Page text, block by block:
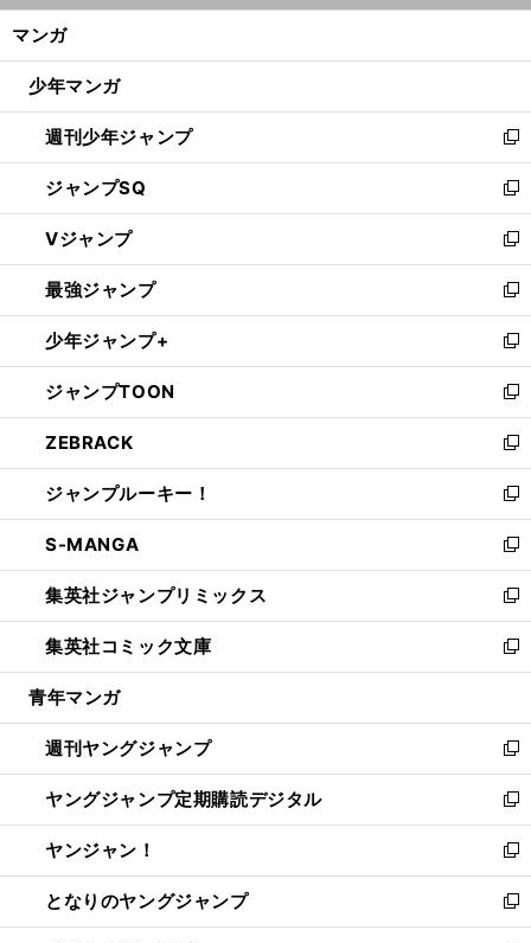
ン
ウ
開
く
マンガ
少年マンガ
週刊少年ジャンプ
新
し
い
ウ
ィ
ン
ド
ウ
で
開
く
ジャンプSQ
新
し
い
ウ
ィ
ン
ド
ウ
で
開
く
Vジャンプ
新
し
い
ウ
ィ
ン
ド
ウ
で
開
く
最強ジャンプ
新
し
い
ウ
ィ
ン
ド
ウ
で
開
く
少年ジャンプ+
新
し
い
ウ
ィ
ン
ド
ウ
で
開
く
ジャンプTOON
新
し
い
ウ
ィ
ン
ド
ウ
で
開
く
ZEBRACK
新
し
い
ウ
ィ
ン
ド
ウ
で
開
ジャンプルーキー！
新
し
い
ウ
ィ
ン
ド
ウ
開
く
S-MANGA
新
し
い
ウ
ィ
ン
ウ
で
開
く
集英社ジャンプリミックス
新
し
い
ウ
ン
ド
ウ
で
開
く
集英社コミック文庫
新
し
ウ
ィ
ン
ド
ウ
で
開
く
青年マンガ
週刊ヤングジャンプ
新
し
い
ウ
ィ
ン
ド
ウ
ヤングジャンプ定期購読デジタル
新
し
い
ウ
ィ
ン
ヤンジャン！
新
し
い
ウ
となりのヤングジャンプ
新
し